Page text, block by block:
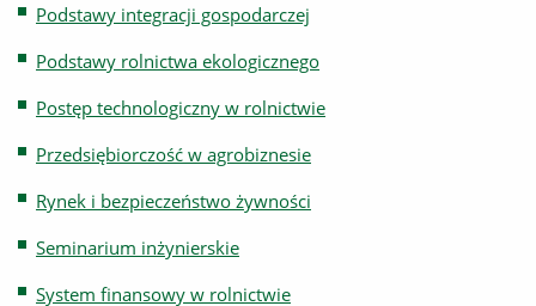
Podstawy integracji gospodarczej
Podstawy rolnictwa ekologicznego
Postęp technologiczny w rolnictwie
Przedsiębiorczość w agrobiznesie
Rynek i bezpieczeństwo żywności
Seminarium inżynierskie
System finansowy w rolnictwie